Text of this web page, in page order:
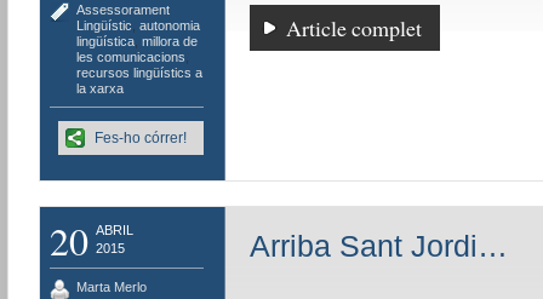
Assessorament
Lingüístic autonomia
lingüística, millora de
les comunicacions
recursos lingüístics a
la xarxa
Article complet
Fes-ho córrer!
20 ABRIL
2015
Marta Merlo
Arriba Sant Jordi…